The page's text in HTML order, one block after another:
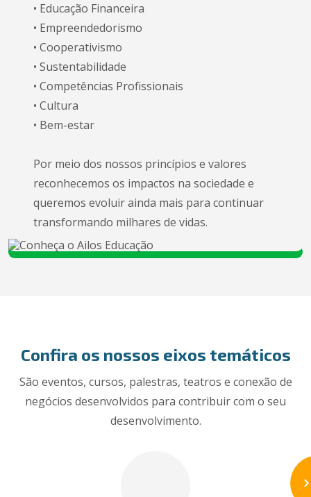
• Educação Financeira
• Empreendedorismo
• Cooperativismo
• Sustentabilidade
• Competências Profissionais
• Cultura
• Bem-estar
Por meio dos nossos princípios e valores
reconhecemos os impactos na sociedade e
queremos evoluir ainda mais para continuar
transformando milhares de vidas.
Confira os nossos eixos temáticos
São eventos, cursos, palestras, teatros e conexão de
negócios desenvolvidos para contribuir com o seu
desenvolvimento.